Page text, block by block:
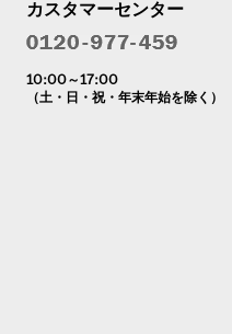
カスタマーセンター
10:00～17:00
（土・日・祝・年末年始を除く）